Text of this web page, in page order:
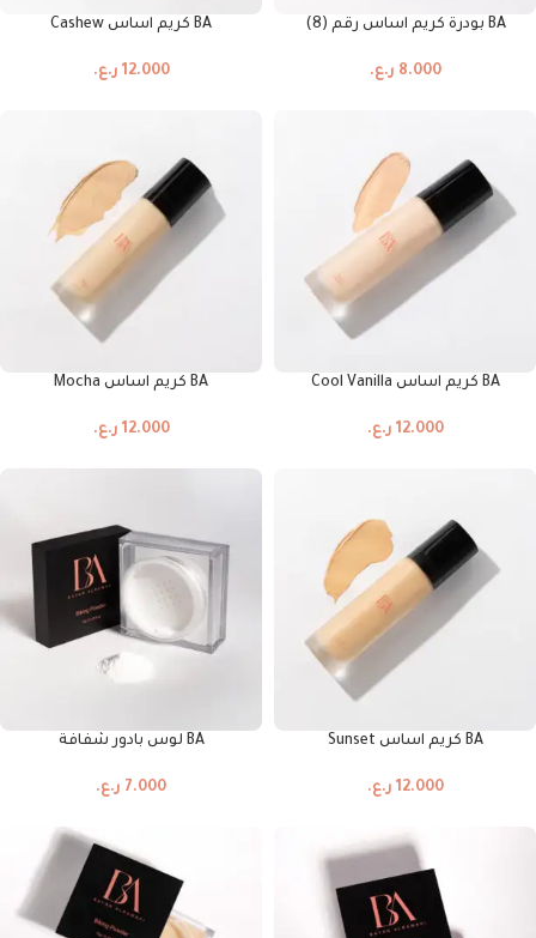
BA بودرة كريم اساس رقم (8)
8.000 ر.ع.
BA كريم اساس Cashew
12.000 ر.ع.
BA كريم اساس Cool Vanilla
12.000 ر.ع.
BA كريم اساس Mocha
12.000 ر.ع.
BA كريم اساس Sunset
12.000 ر.ع.
BA لوس بادور شفافة
7.000 ر.ع.